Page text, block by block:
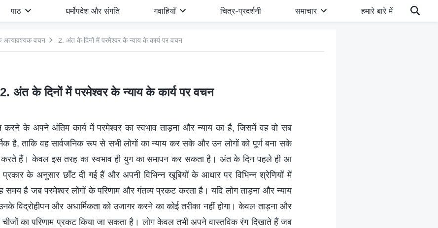
पाठ धर्मोपदेश और संगति गवाहियाँ चित्र-प्रदर्शनी समाचार हमारे बारे में
अत्यावश्यक वचन 2. अंत के दिनों में परमेश्वर के न्याय के कार्य पर वचन
2. अंत के दिनों में परमेश्वर के न्याय के कार्य पर वचन
करने के अपने अंतिम कार्य में परमेश्वर का स्वभाव ताड़ना और न्याय का है, जिसमें वह वो सब
है, ताकि वह सार्वजनिक रूप से सभी लोगों का न्याय कर सके और उन लोगों को पूर्ण बना सके
हैं। केवल इस तरह का स्वभाव ही युग का समापन कर सकता है। अंत के दिन पहले ही आ
के अनुसार छाँट दी गई हैं और अपनी विभिन्न खूबियों के आधार पर विभिन्न श्रेणियों में
समय है जब परमेश्वर लोगों के परिणाम और गंतव्य प्रकट करता है। यदि लोग ताड़ना और न्याय
विद्रोहीपन और अधार्मिकता को उजागर करने का कोई तरीका नहीं होगा। केवल ताड़ना और
चीजों का परिणाम प्रकट किया जा सकता है। लोग केवल तभी अपने वास्तविक रंग दिखाते हैं जब